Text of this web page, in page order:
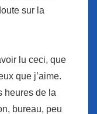
sur la
lu ceci, que
que j’aime.
heures de la
bureau, peu